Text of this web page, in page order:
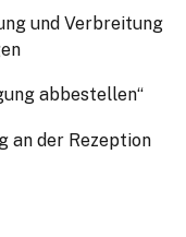
und Verbreitung
abbestellen“
an der Rezeption